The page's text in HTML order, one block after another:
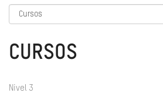
CURSOS
Nivel 3